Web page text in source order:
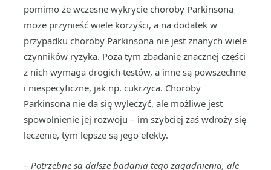
pomimo że wczesne wykrycie choroby Parkinsona
może przynieść wiele korzyści, a na dodatek w
przypadku choroby Parkinsona nie jest znanych wiele
czynników ryzyka. Poza tym zbadanie znacznej części
z nich wymaga drogich testów, a inne są powszechne
i niespecyficzne, jak np. cukrzyca. Choroby
Parkinsona nie da się wyleczyć, ale możliwe jest
spowolnienie jej rozwoju – im szybciej zaś wdroży się
leczenie, tym lepsze są jego efekty.
– Potrzebne są dalsze badania tego zagadnienia, ale